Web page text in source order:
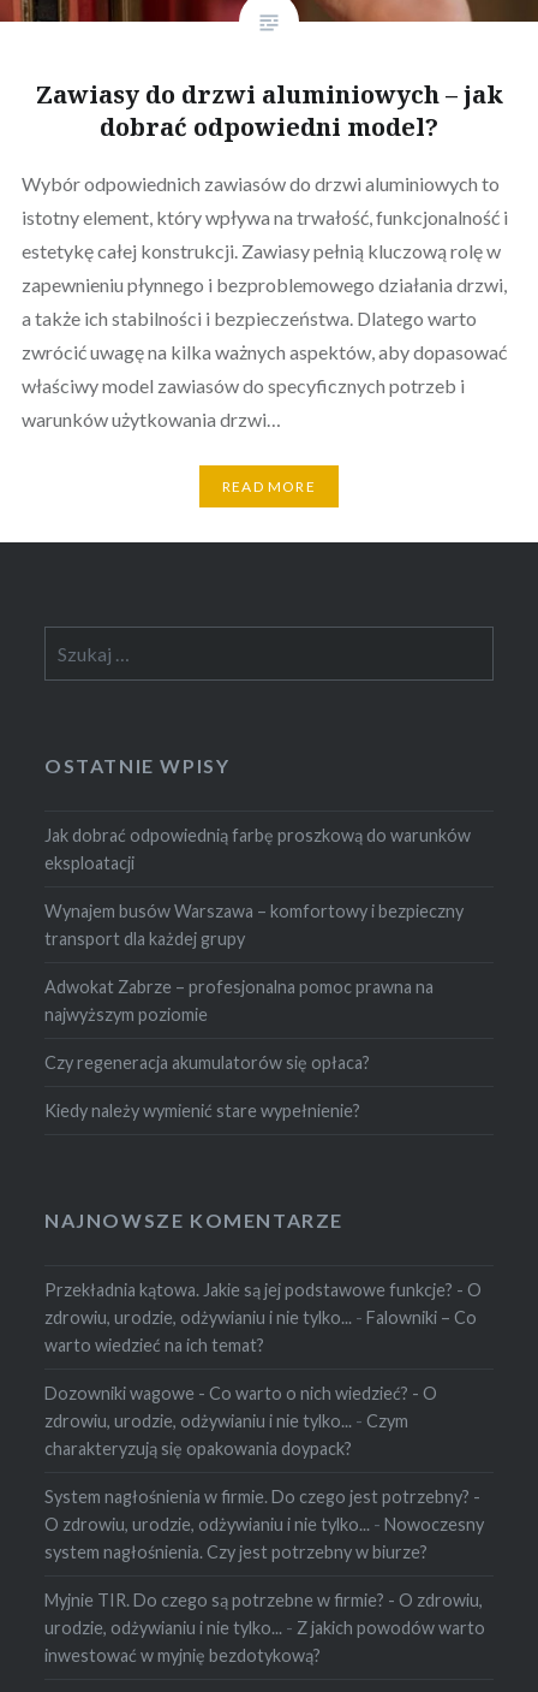
Zawiasy do drzwi aluminiowych – jak
dobrać odpowiedni model?
Wybór odpowiednich zawiasów do drzwi aluminiowych to
istotny element, który wpływa na trwałość, funkcjonalność i
estetykę całej konstrukcji. Zawiasy pełnią kluczową rolę w
zapewnieniu płynnego i bezproblemowego działania drzwi,
a także ich stabilności i bezpieczeństwa. Dlatego warto
zwrócić uwagę na kilka ważnych aspektów, aby dopasować
właściwy model zawiasów do specyficznych potrzeb i
warunków użytkowania drzwi…
READ MORE
OSTATNIE WPISY
Jak dobrać odpowiednią farbę proszkową do warunków
eksploatacji
Wynajem busów Warszawa – komfortowy i bezpieczny
transport dla każdej grupy
Adwokat Zabrze – profesjonalna pomoc prawna na
najwyższym poziomie
Czy regeneracja akumulatorów się opłaca?
Kiedy należy wymienić stare wypełnienie?
NAJNOWSZE KOMENTARZE
Przekładnia kątowa. Jakie są jej podstawowe funkcje? - O
zdrowiu, urodzie, odżywianiu i nie tylko... -Falowniki – Co
warto wiedzieć na ich temat?
Dozowniki wagowe - Co warto o nich wiedzieć? - O
zdrowiu, urodzie, odżywianiu i nie tylko... - Czym
charakteryzują się opakowania doypack?
System nagłośnienia w firmie. Do czego jest potrzebny? -
O zdrowiu, urodzie, odżywianiu i nie tylko... -Nowoczesny
system nagłośnienia. Czy jest potrzebny w biurze?
Myjnie TIR. Do czego są potrzebne w firmie? - O zdrowiu,
urodzie, odżywianiu i nie tylko... - Z jakich powodów warto
inwestować w myjnię bezdotykową?